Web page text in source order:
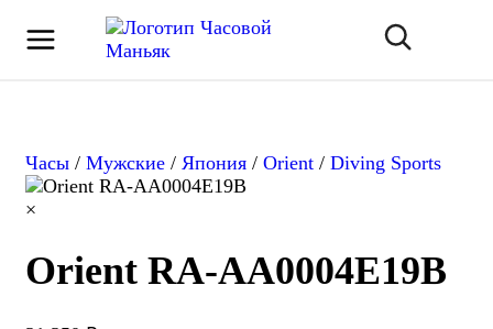
Часы / Мужские / Япония / Orient / Diving Sports
×
Orient RA-AA0004E19B